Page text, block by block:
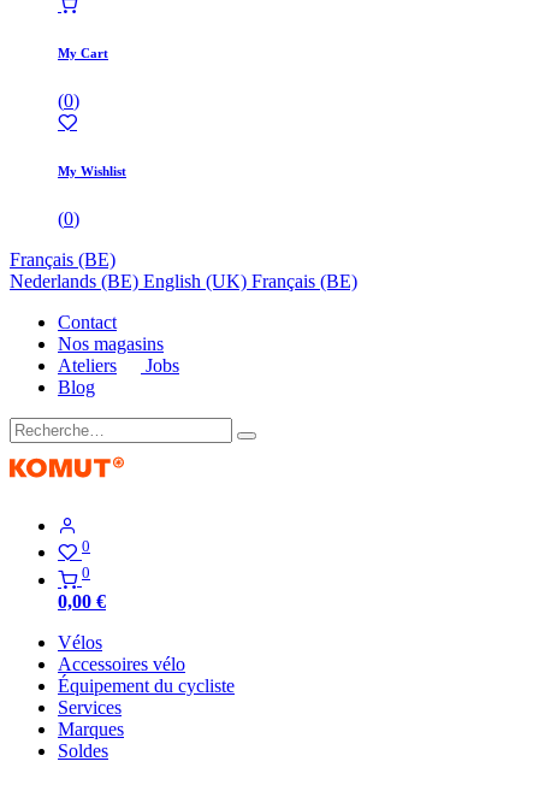
My Cart
(0)
My Wishlist
(0)
Français (BE)
Nederlands (BE) English (UK) Français (BE)
Contact
Nos magasins
Ateliers
Jobs
Blog
0
0
0,00 €
Vélos
Accessoires vélo
Équipement du cycliste
Services
Marques
Soldes